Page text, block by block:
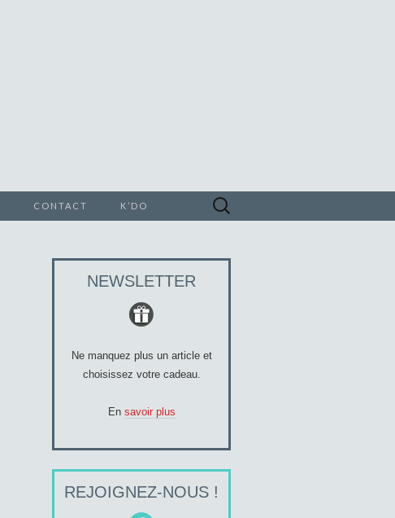
CONTACT K’DO Rechercher :
NEWSLETTER
Ne manquez plus un article et
choisissez votre cadeau.
En savoir plus
REJOIGNEZ-NOUS !